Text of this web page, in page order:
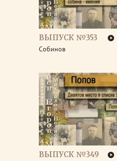
ВЫПУСК №353
Собинов
ВЫПУСК №349